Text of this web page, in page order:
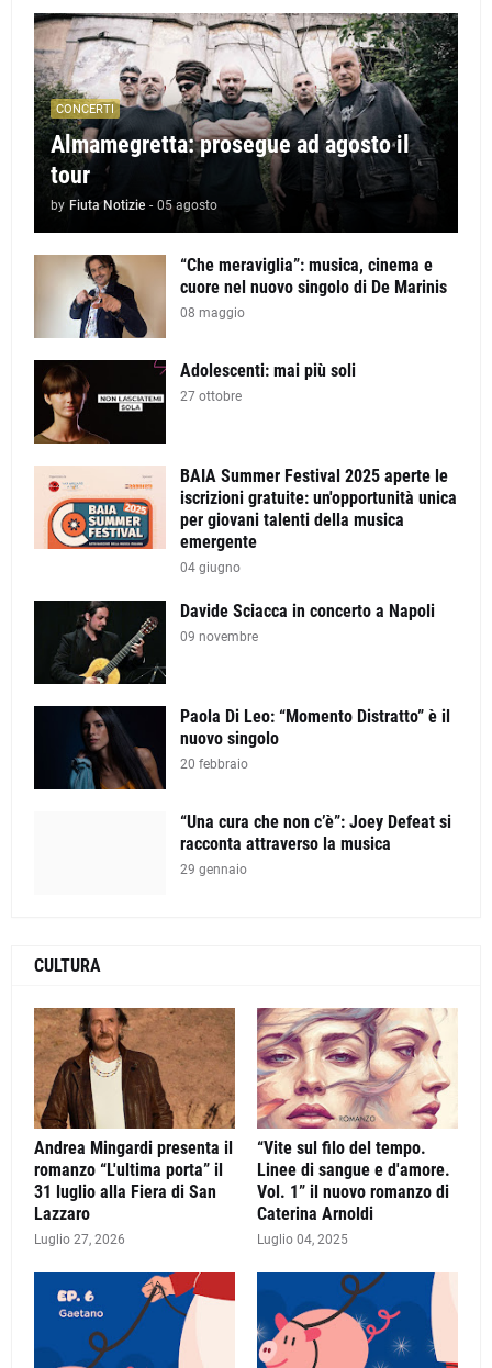
CONCERTI
Almamegretta: prosegue ad agosto il
tour
by Fiuta Notizie - 05 agosto
“Che meraviglia”: musica, cinema e
cuore nel nuovo singolo di De Marinis
08 maggio
Adolescenti: mai più soli
27 ottobre
BAIA Summer Festival 2025 aperte le
iscrizioni gratuite: un'opportunità unica
per giovani talenti della musica
emergente
04 giugno
Davide Sciacca in concerto a Napoli
09 novembre
Paola Di Leo: “Momento Distratto” è il
nuovo singolo
20 febbraio
“Una cura che non c’è”: Joey Defeat si
racconta attraverso la musica
29 gennaio
CULTURA
Andrea Mingardi presenta il
romanzo “L'ultima porta” il
31 luglio alla Fiera di San
Lazzaro
Luglio 27, 2026
“Vite sul filo del tempo.
Linee di sangue e d'amore.
Vol. 1” il nuovo romanzo di
Caterina Arnoldi
Luglio 04, 2025